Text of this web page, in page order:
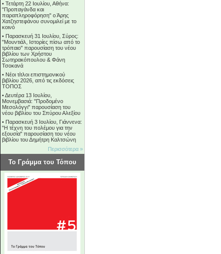
• Τετάρτη 22 Ιουλίου, Αθήνα:
"Προπαγάνδα και
παραπληροφόρηση" ο Άρης
Χατζηστεφάνου συνομιλεί με το
κοινό
• Παρασκευή 31 Ιουλίου, Σύρος:
"Μουντιάλ, Ιστορίες πίσω από το
τρόπαιο" παρουσίαση του νέου
βιβλίου των Χρήστου
Σωτηρακόπουλου & Φάνη
Τσοκανά
• Νέοι τίτλοι επιστημονικού
βιβλίου 2026, από τις εκδόσεις
ΤΟΠΟΣ
•Δευτέρα 13 Ιουλίου,
Μονεμβασιά: "Προδομένο
Μεσολόγγι" παρουσίαση του
νέου βιβλίου του Σπύρου Αλεξίου
• Παρασκευή 3 Ιουλίου, Γιάννενα:
"Η τέχνη του πολέμου για την
εξουσία" παρουσίαση του νέου
βιβλίου του Δημήτρη Καλτσώνη
Περισσότερα »
Το Γράμμα του Τόπου